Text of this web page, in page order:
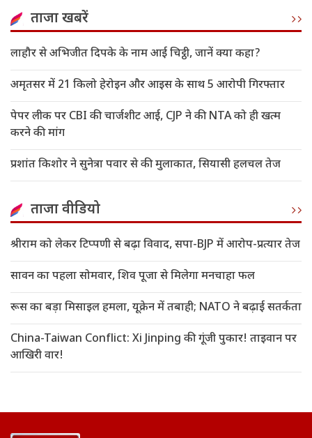
ताजा खबरें
लाहौर से अभिजीत दिपके के नाम आई चिट्ठी, जानें क्या कहा?
अमृतसर में 21 किलो हेरोइन और आइस के साथ 5 आरोपी गिरफ्तार
पेपर लीक पर CBI की चार्जशीट आई, CJP ने की NTA को ही खत्म
करने की मांग
प्रशांत किशोर ने सुनेत्रा पवार से की मुलाकात, सियासी हलचल तेज
ताजा वीडियो
श्रीराम को लेकर टिप्पणी से बढ़ा विवाद, सपा-BJP में आरोप-प्रत्यार तेज
सावन का पहला सोमवार, शिव पूजा से मिलेगा मनचाहा फल
रूस का बड़ा मिसाइल हमला, यूक्रेन में तबाही; NATO ने बढ़ाई सतर्कता
China-Taiwan Conflict: Xi Jinping की गूंजी पुकार! ताइवान पर
आखिरी वार!